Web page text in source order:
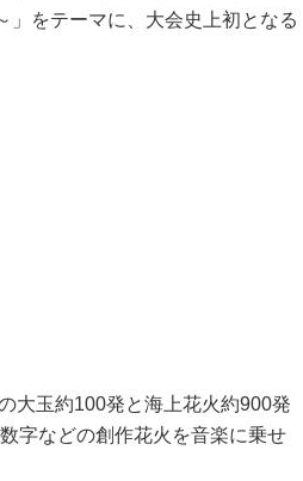
」をテーマに、大会史上初となる
大玉約100発と海上花火約900発
字などの創作花火を音楽に乗せ